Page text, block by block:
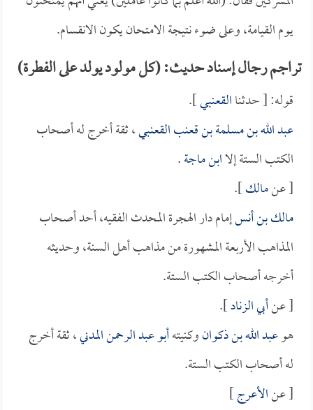
يوم القيامة، وعلى ضوء نتيجة الامتحان يكون الانقسام.
تراجم رجال إسناد حديث: (كل مولود يولد على الفطرة)
قوله: [ حدثناالقعنبي].
عبد الله بن مسلمة بن قعنب القعنبي، ثقة أخرج له أصحاب
الكتب الستة إلاابن ماجة.
[ عنمالك].
مالك بن أنسإمام دار الهجرة المحدث الفقيه، أحد أصحاب
المذاهب الأربعة المشهورة من مذاهب أهل السنة، وحديثه
أخرجه أصحاب الكتب الستة.
[ عنأبي الزناد].
هوعبد الله بن ذكوانوكنيتهأبو عبد الرحمن المدني، ثقة أخرج
له أصحاب الكتب الستة.
[ عنالأعرج]